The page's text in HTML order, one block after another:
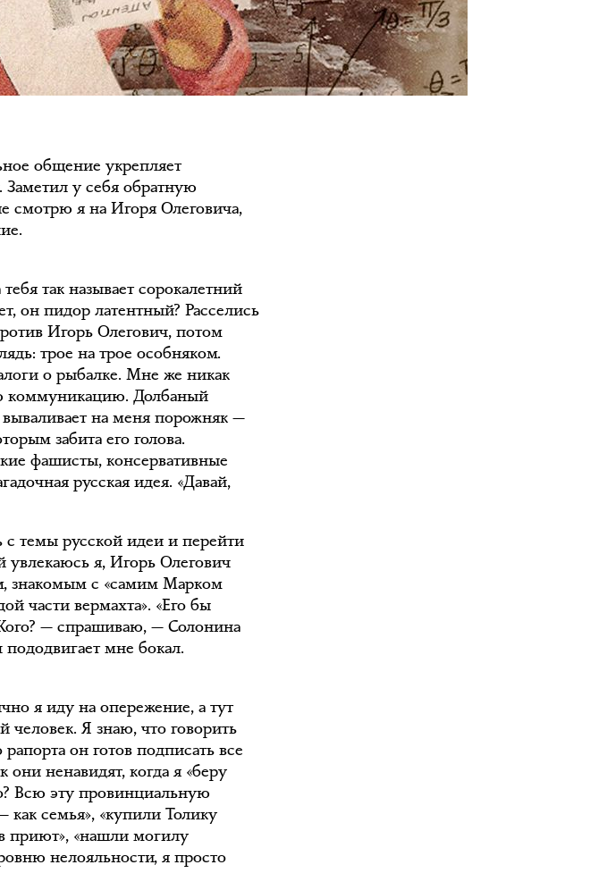
общение укрепляет
у себя обратную
смотрю я на Игоря Олеговича,
так называет сорокалетний
он пидор латентный? Расселись
Игорь Олегович, потом
трое на трое особняком.
о рыбалке. Мне же никак
коммуникацию. Долбаный
на меня порожняк —
забита его голова.
фашисты, консервативные
русская идея. «Давай,
темы русской идеи и перейти
увлекаюсь я, Игорь Олегович
знакомым с «самим Марком
части вермахта». «Его бы
— спрашиваю, — Солонина
мне бокал.
я иду на опережение, а тут
человек. Я знаю, что говорить
он готов подписать все
ненавидят, когда я «беру
Всю эту провинциальную
семья», «купили Толику
приют», «нашли могилу
нелояльности, я просто